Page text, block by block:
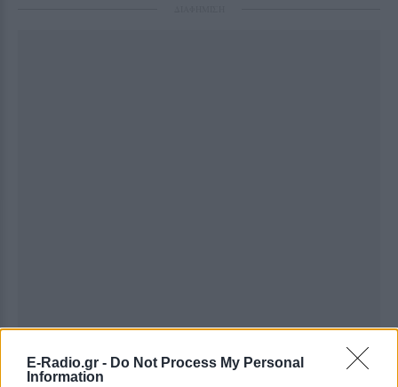
E-Radio.gr - Do Not Process My Personal
Information